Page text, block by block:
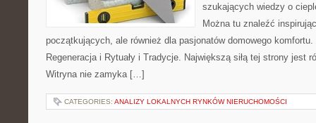
szukających wiedzy o
Można tu znaleźć
początkujących, ale również dla pasjonatów domowego
Regeneracja i Rytuały i Tradycje. Największą siłą tej strony jest
Witryna nie zamyka […]
CATEGORIES: ANALIZY LOKALNYCH RYNKÓW NIERUCHOMOŚCI